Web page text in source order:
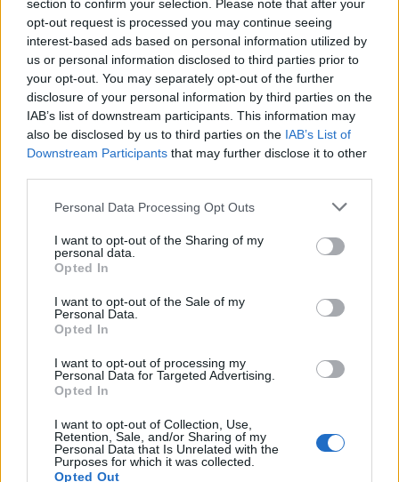
section to confirm your selection. Please note that after your
opt-out request is processed you may continue seeing
interest-based ads based on personal information utilized by
us or personal information disclosed to third parties prior to
your opt-out. You may separately opt-out of the further
disclosure of your personal information by third parties on the
IAB’s list of downstream participants. This information may
also be disclosed by us to third parties on the IAB’s List of
Downstream Participants that may further disclose it to other
Please note that this website/app uses one or more Google
not limited to your visit or usage behaviour. You may click to
grant or deny consent to Google and its third-party tags to
use your data for below specified purposes in below Google
consent section.
Personal Data Processing Opt Outs
I want to opt-out of the Sharing of my
personal data.
Opted In
I want to opt-out of the Sale of my
Personal Data.
Opted In
I want to opt-out of processing my
Personal Data for Targeted Advertising.
Opted In
I want to opt-out of Collection, Use,
Retention, Sale, and/or Sharing of my
Personal Data that Is Unrelated with the
Purposes for which it was collected.
Opted Out
άμεσα, στο αρχικό τους στάδιο.
Στα μέτωπα της φωτιάς στον Έβρο επιχειρούν 582
πυροσβέστες με 122 οχήματα, 16 πεζοπόρα
τμήματα με τη συνδρομή από αέρος έξι
πυροσβεστικών αεροσκαφών και δύο ελικοπτέρων.
φτάνοντας στις παρυφές της πόλης, με τον άνεμο
να αλλάζει τελικά κατεύθυνση και να σπρώχνει την
πυρκαγιά ξανά προς το δάσος της Δαδιάς και τον
τώρα καίγεται και αυτός.